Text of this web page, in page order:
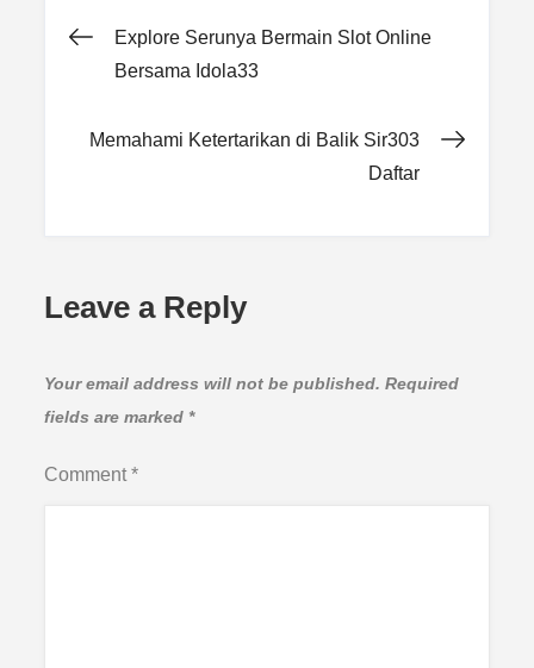
Post
Explore Serunya Bermain Slot Online
Bersama Idola33
Memahami Ketertarikan di Balik Sir303
Daftar
Leave a Reply
Your email address will not be published. Required
fields are marked *
Comment*